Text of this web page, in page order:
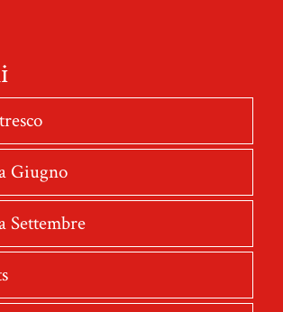
Giugno
Settembre